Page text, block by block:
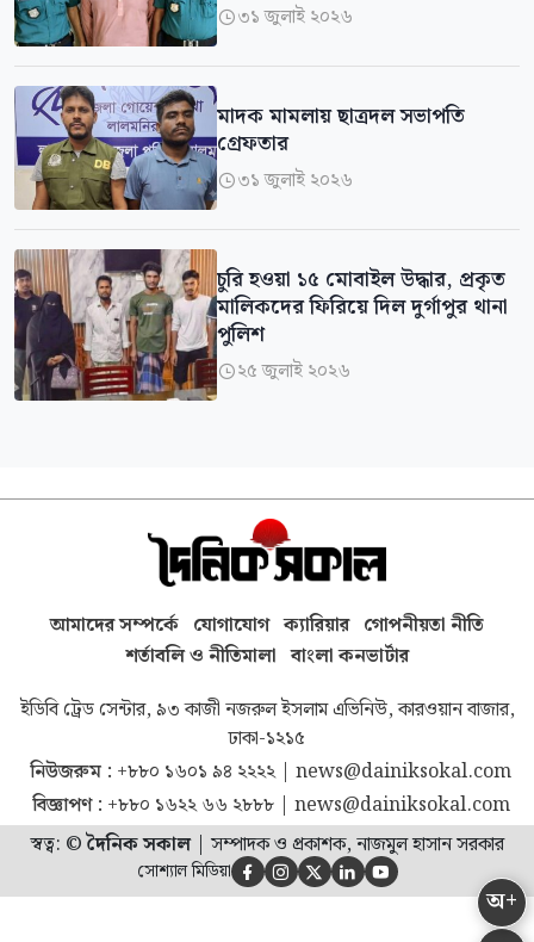
৩১ জুলাই ২০২৬
মাদক মামলায় ছাত্রদল সভাপতি
গ্রেফতার
৩১ জুলাই ২০২৬
চুরি হওয়া ১৫ মোবাইল উদ্ধার, প্রকৃত
মালিকদের ফিরিয়ে দিল দুর্গাপুর থানা
পুলিশ
২৫ জুলাই ২০২৬
অ+
আমাদের সম্পর্কে যোগাযোগ ক্যারিয়ার গোপনীয়তা নীতি
শর্তাবলি ও নীতিমালা বাংলা কনভার্টার
ইডিবি ট্রেড সেন্টার, ৯৩ কাজী নজরুল ইসলাম এভিনিউ, কারওয়ান বাজার,
ঢাকা-১২১৫
নিউজরুম : +৮৮০ ১৬০১ ৯৪ ২২২২| news@dainiksokal.com
বিজ্ঞাপণ : +৮৮০ ১৬২২ ৬৬ ২৮৮৮| news@dainiksokal.com
স্বত্ব: ©দৈনিক সকাল| সম্পাদক ও প্রকাশক, নাজমুল হাসান সরকার
সোশ্যাল মিডিয়া     